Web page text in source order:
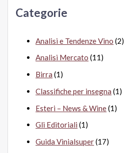
:Categorie
Analisi e Tendenze Vino (2)
Analisi Mercato (11)
Birra (1)
Classifiche per insegna (1)
Esteri – News & Wine(1)
Gli Editoriali (1)
Guida Vinialsuper(17)